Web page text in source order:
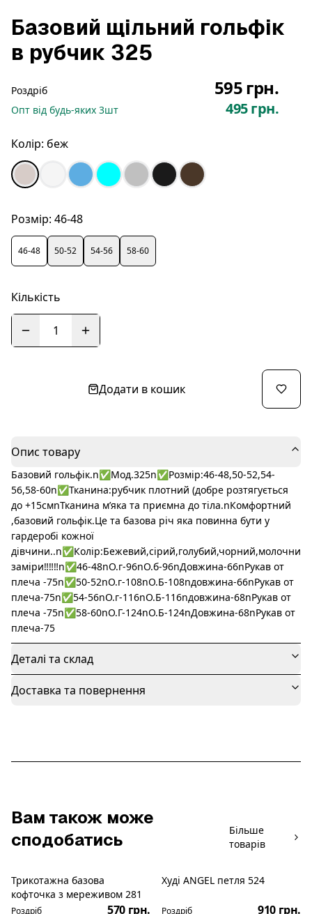
Базовий щільний гольфік
в рубчик 325
Роздріб 595 грн.
Опт від будь-яких 3шт 495 грн.
Колір: беж
Розмір: 46-48
46-48 50-52 54-56 58-60
Кількість
1
Додати в кошик
Опис товару
Базовий гольфік.n✅Мод.325n✅Розмір:46-48,50-52,54-
56,58-60n✅Тканина:рубчик плотний (добре розтягується
до +15смnТканина мʼяка та приємна до тіла.nКомфортний
,базовий гольфік.Це та базова річ яка повинна бути у
гардеробі кожної
заміри‼️‼️‼️n✅46-48nО.г-96nО.б-96nДовжина-66nРукав от
плеча -75n✅50-52nО.г-108nО.Б-108nдовжина-66nРукав от
плеча-75n✅54-56nО.г-116nО.Б-116nдовжина-68nРукав от
плеча -75n✅58-60nО.Г-124nО.Б-124nДовжина-68nРукав от
плеча-75
Деталі та склад
Доставка та повернення
Вам також може
сподобатись
Більше
товарів
Трикотажна базова
кофточка з мереживом 281
Роздріб 570 грн.
Новинка
Худі ANGEL петля 524
Роздріб 910 грн.